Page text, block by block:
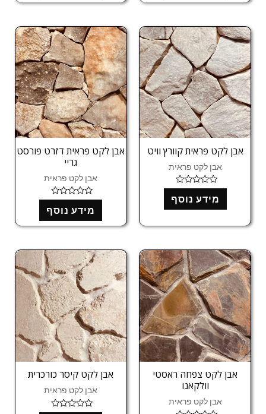
ג
ת
ו
ך
5
ג
ת
ו
ך
5
אבן לקט פראית קוורץ וויט
אבן לקט פראית
ו
מ
ך
5
מידע נוסף
אבן לקט פראית דזרט פורסט
גריי
אבן לקט פראית
ו
ג
ת
ו
ך
5
מידע נוסף
אבן לקט צפחה ראסטי
וולקאנו
אבן לקט פראית
אבן לקט קיסר כורכרית
אבן לקט פראית